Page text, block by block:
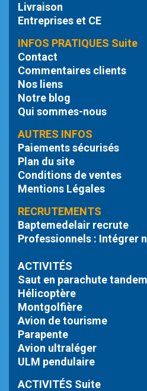
Livraison
Entreprises et CE
INFOS PRATIQUES Suite
Contact
Commentaires clients
Nos liens
Notre blog
Qui sommes-nous
AUTRES INFOS
Paiements sécurisés
Plan du site
Conditions de ventes
Mentions Légales
RECRUTEMENTS
Baptemedelair recrute
Professionnels : Intégrer
ACTIVITÉS
Saut en parachute tandem
Hélicoptère
Montgolfière
Avion de tourisme
Parapente
Avion ultraléger
ULM pendulaire
ACTIVITÉS Suite